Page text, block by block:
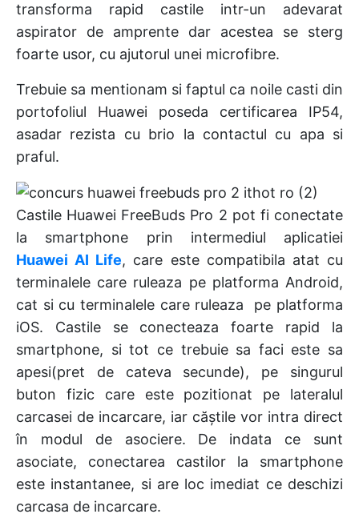
transforma rapid castile intr-un adevarat
aspirator de amprente dar acestea se sterg
foarte usor, cu ajutorul unei microfibre.
Trebuie sa mentionam si faptul ca noile casti din
portofoliul Huawei poseda certificarea IP54,
asadar rezista cu brio la contactul cu apa si
praful.
Castile Huawei FreeBuds Pro 2 pot fi conectate
la smartphone prin intermediul aplicatiei
Huawei AI Life, care este compatibila atat cu
terminalele care ruleaza pe platforma Android,
cat si cu terminalele care ruleaza pe platforma
iOS. Castile se conecteaza foarte rapid la
smartphone, si tot ce trebuie sa faci este sa
apesi(pret de cateva secunde), pe singurul
buton fizic care este pozitionat pe lateralul
carcasei de incarcare, iar căștile vor intra direct
în modul de asociere. De indata ce sunt
asociate, conectarea castilor la smartphone
este instantanee, si are loc imediat ce deschizi
carcasa de incarcare.